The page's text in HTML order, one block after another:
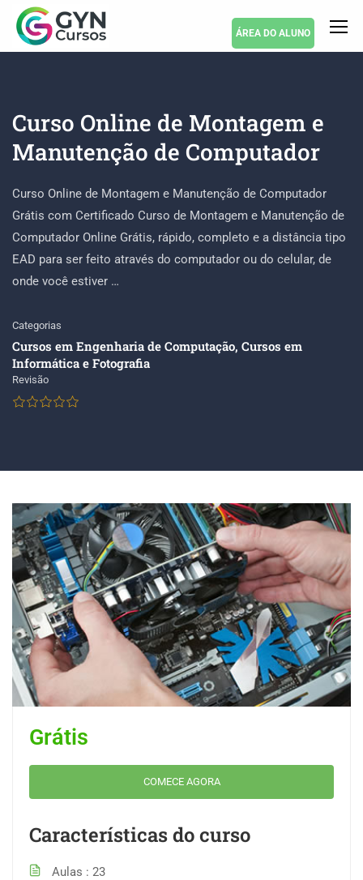
ÁREA DO ALUNO
Curso Online de Montagem e
Manutenção de Computador
Curso Online de Montagem e Manutenção de Computador
Grátis com Certificado Curso de Montagem e Manutenção de
Computador Online Grátis, rápido, completo e a distância tipo
EAD para ser feito através do computador ou do celular, de
onde você estiver …
Categorias
Cursos em Engenharia de Computação, Cursos em
Informática e Fotografia
Revisão
Grátis
COMECE AGORA
Características do curso
Aulas
23